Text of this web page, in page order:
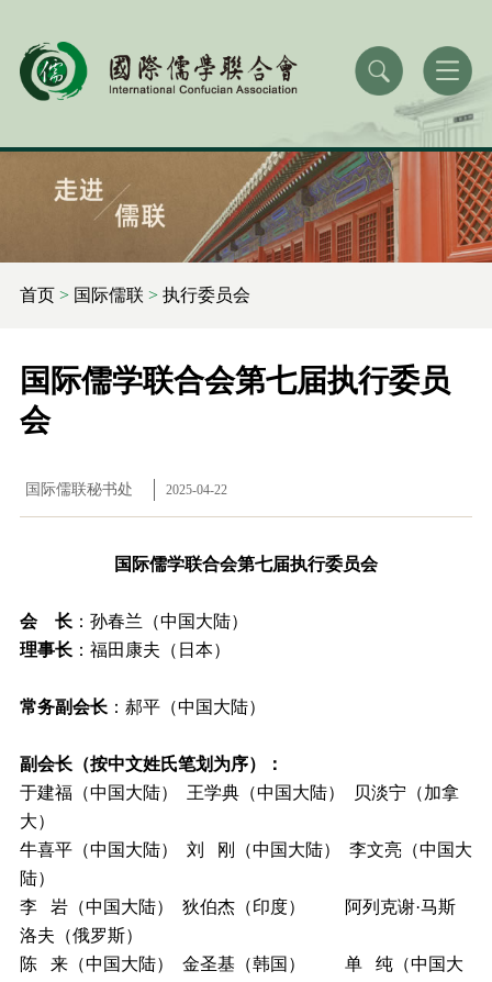
首页> 国际儒联 > 执行委员会
国际儒学联合会第七届执行委员
会
国际儒联秘书处 2025-04-22
国际儒学联合会第七届执行委员会
会 长：孙春兰（中国大陆）
理事长：福田康夫（日本）
常务副会长：郝平（中国大陆）
副会长（按中文姓氏笔划为序）：
于建福（中国大陆） 王学典（中国大陆） 贝淡宁（加拿
大）
牛喜平（中国大陆） 刘 刚（中国大陆） 李文亮（中国大
陆）
李 岩（中国大陆） 狄伯杰（印度） 阿列克谢·马斯
洛夫（俄罗斯）
陈 来（中国大陆） 金圣基（韩国） 单 纯（中国大